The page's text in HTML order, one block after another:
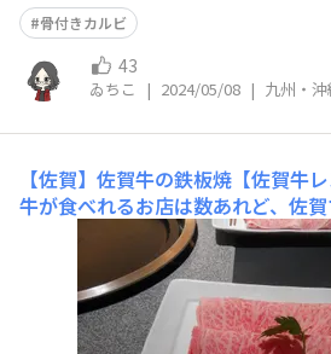
骨付きカルビ
43
ゐちこ | 2024/05/08 | 九州・沖
【佐賀】佐賀牛の鉄板焼【佐賀牛
牛が食べれるお店は数あれど、佐
な気がします。割と高級店なので
てから行きましょう。焦がしたり
一枚一枚丁寧に焼いて行く。お金
でどんどこ焼いて行くのかもです
😂旦那と初デートのときの締めの